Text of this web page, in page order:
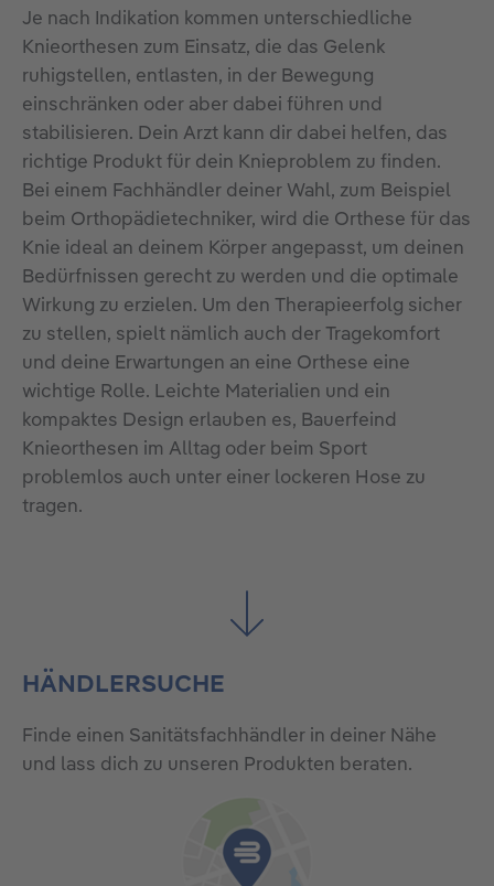
Je nach Indikation kommen unterschiedliche
Knieorthesen zum Einsatz, die das Gelenk
ruhigstellen, entlasten, in der Bewegung
einschränken oder aber dabei führen und
stabilisieren. Dein Arzt kann dir dabei helfen, das
richtige Produkt für dein Knieproblem zu finden.
Bei einem Fachhändler deiner Wahl, zum Beispiel
beim Orthopädietechniker, wird die Orthese für das
Knie ideal an deinem Körper angepasst, um deinen
Bedürfnissen gerecht zu werden und die optimale
Wirkung zu erzielen. Um den Therapieerfolg sicher
zu stellen, spielt nämlich auch der Tragekomfort
und deine Erwartungen an eine Orthese eine
wichtige Rolle. Leichte Materialien und ein
kompaktes Design erlauben es, Bauerfeind
Knieorthesen im Alltag oder beim Sport
problemlos auch unter einer lockeren Hose zu
tragen.
HÄNDLERSUCHE
Finde einen Sanitätsfachhändler in deiner Nähe
und lass dich zu unseren Produkten beraten.